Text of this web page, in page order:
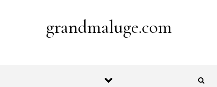
grandmaluge.com